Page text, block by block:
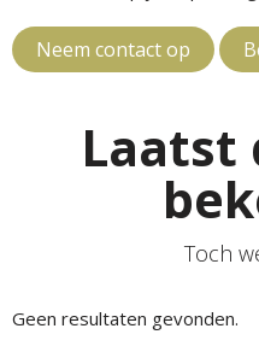
Neem contact op
Laatst
Toch
Geen resultaten gevonden.